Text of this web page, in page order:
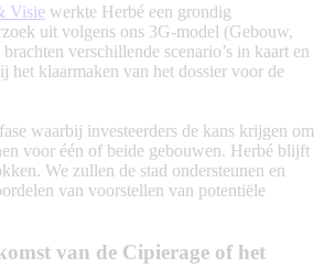
Visie werkte Herbé een grondig
uit volgens ons 3G-model (Gebouw,
verschillende scenario’s in kaart en
het klaarmaken van het dossier voor de
waarbij investeerders de kans krijgen om
voor één of beide gebouwen. Herbé blijft
We zullen de stad ondersteunen en
van voorstellen van potentiële
van de Cipierage of het